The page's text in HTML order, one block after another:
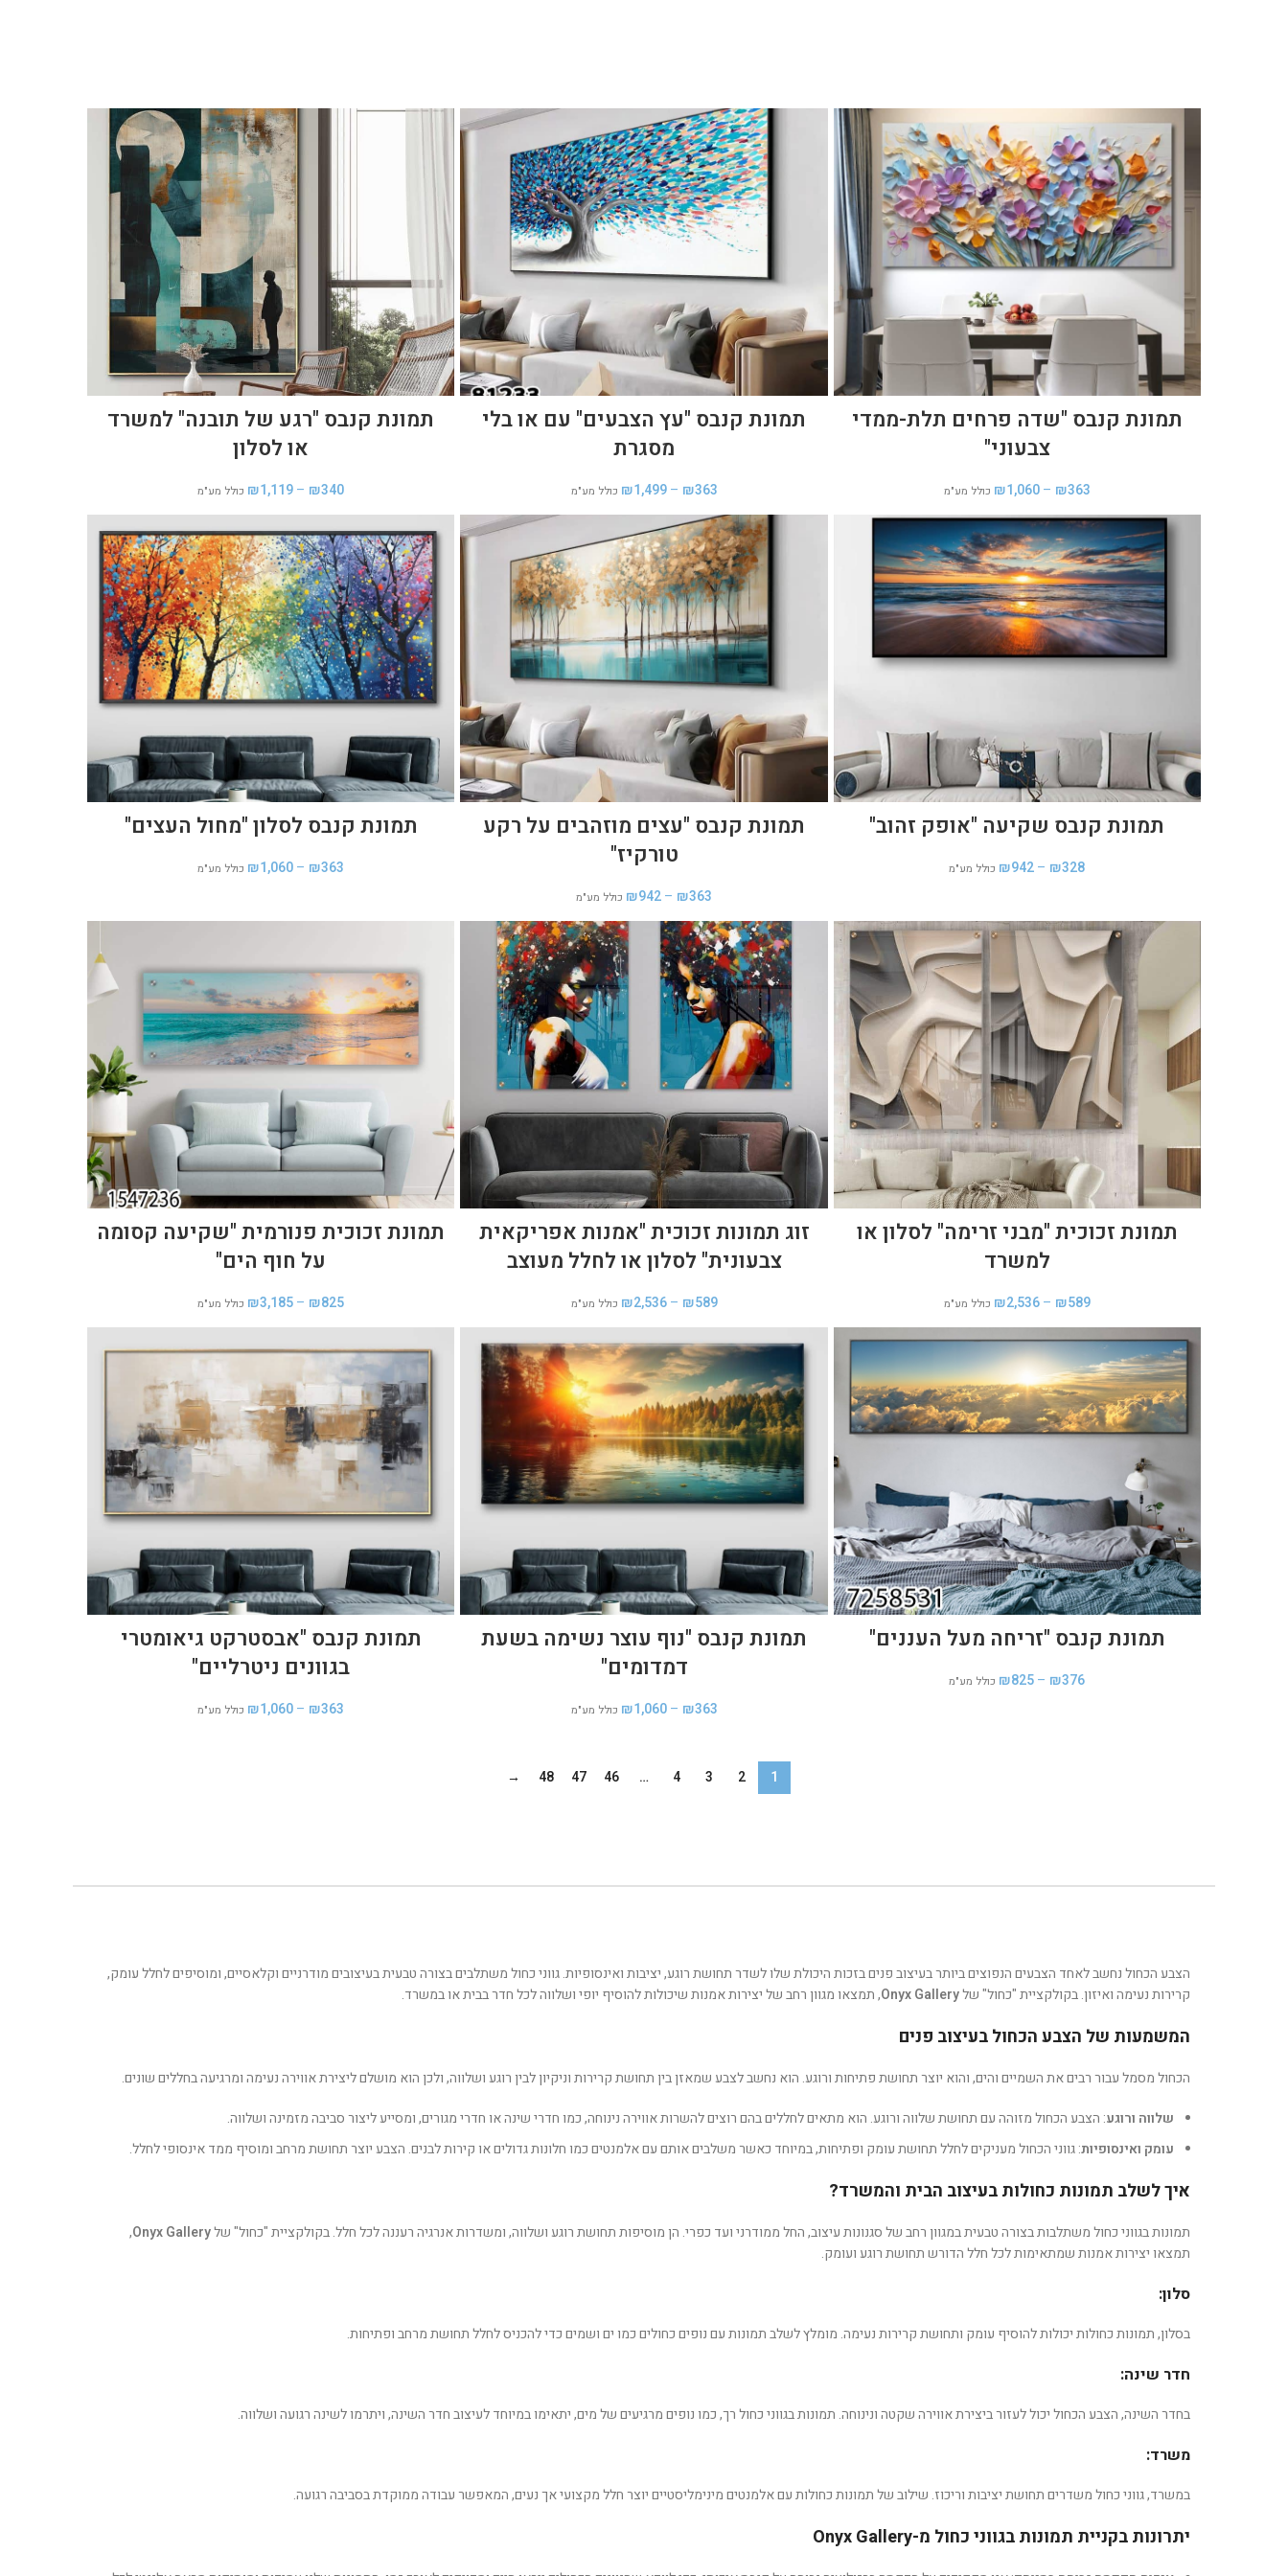
תמונת קנבס "שדה פרחים תלת-ממדי
צבעוני"
₪363
–
₪1,060 כולל מע"מ
תמונת קנבס "עץ הצבעים" עם או בלי
מסגרת
₪363
–
₪1,499 כולל מע"מ
תמונת קנבס "רגע של תובנה" למשרד
או לסלון
₪340
–
₪1,119 כולל מע"מ
תמונת קנבס שקיעה "אופק זהוב"
₪328
–
₪942 כולל מע"מ
תמונת קנבס "עצים מוזהבים על רקע
טורקיז"
₪363
–
₪942 כולל מע"מ
תמונת קנבס לסלון "מחול העצים"
₪363
–
₪1,060 כולל מע"מ
תמונת זכוכית "מבני זרימה" לסלון או
למשרד
₪589
–
₪2,536 כולל מע"מ
זוג תמונות זכוכית "אמנות אפריקאית
צבעונית" לסלון או לחלל מעוצב
₪589
–
₪2,536 כולל מע"מ
תמונת זכוכית פנורמית "שקיעה קסומה
על חוף הים"
₪825
–
₪3,185 כולל מע"מ
תמונת קנבס "זריחה מעל העננים"
₪376
–
₪825 כולל מע"מ
תמונת קנבס "נוף עוצר נשימה בשעת
דמדומים"
₪363
–
₪1,060 כולל מע"מ
תמונת קנבס "אבסטרקט גיאומטרי
בגוונים ניטרליים"
₪363
–
₪1,060 כולל מע"מ
1
2
3
4
…
46
47
48
→
הצבע הכחול נחשב לאחד הצבעים הנפוצים ביותר בעיצוב פנים בזכות היכולת שלו לשדר תחושת רוגע, יציבות ואינסופיות. גווני כחול משתלבים בצורה טבעית בעיצובים מודרניים וקלאסיים, ומוסיפים לחלל עומק,
קרירות נעימה ואיזון. בקולקציית "כחול" שלOnyx Gallery, תמצאו מגוון רחב של יצירות אמנות שיכולות להוסיף יופי ושלווה לכל חדר בבית או במשרד.
המשמעות של הצבע הכחול בעיצוב פנים
הכחול מסמל עבור רבים את השמיים והים, והוא יוצר תחושת פתיחות ורוגע. הוא נחשב לצבע שמאזן בין תחושת קרירות וניקיון לבין רוגע ושלווה, ולכן הוא מושלם ליצירת אווירה נעימה ומרגיעה בחללים שונים.
שלווה ורוגע: הצבע הכחול מזוהה עם תחושת שלווה ורוגע. הוא מתאים לחללים בהם רוצים להשרות אווירה נינוחה, כמו חדרי שינה או חדרי מגורים, ומסייע ליצור סביבה מזמינה ושלווה.
עומק ואינסופיות: גווני הכחול מעניקים לחלל תחושת עומק ופתיחות, במיוחד כאשר משלבים אותם עם אלמנטים כמו חלונות גדולים או קירות לבנים. הצבע יוצר תחושת מרחב ומוסיף ממד אינסופי לחלל.
איך לשלב תמונות כחולות בעיצוב הבית והמשרד?
תמונות בגווני כחול משתלבות בצורה טבעית במגוון רחב של סגנונות עיצוב, החל ממודרני ועד כפרי. הן מוסיפות תחושת רוגע ושלווה, ומשדרות אנרגיה רעננה לכל חלל. בקולקציית "כחול" שלOnyx Gallery
,
תמצאו יצירות אמנות שמתאימות לכל חלל הדורש תחושת רוגע ועומק.
סלון:
בסלון, תמונות כחולות יכולות להוסיף עומק ותחושת קרירות נעימה. מומלץ לשלב תמונות עם נופים כחולים כמו ים ושמים כדי להכניס לחלל תחושת מרחב ופתיחות.
חדר שינה:
בחדר השינה, הצבע הכחול יכול לעזור ביצירת אווירה שקטה ונינוחה. תמונות בגווני כחול רך, כמו נופים מרגיעים של מים, יתאימו במיוחד לעיצוב חדר השינה, ויתרמו לשינה רגועה ושלווה.
משרד:
במשרד, גווני כחול משדרים תחושת יציבות וריכוז. שילוב של תמונות כחולות עם אלמנטים מינימליסטיים יוצר חלל מקצועי אך נעים, המאפשר עבודה ממוקדת בסביבה רגועה.
יתרונות בקניית תמונות בגווני כחול מ-Onyx Gallery